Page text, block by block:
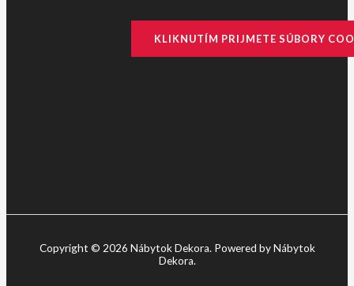
KLIKNUTÍM PRIJMETE SÚBORY
Copyright © 2026 Nábytok Dekora. Powered by Nábytok
Dekora.